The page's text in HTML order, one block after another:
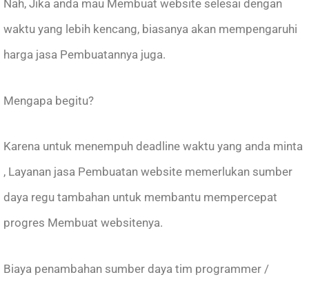
Nah, Jika anda mau Membuat website selesai dengan
waktu yang lebih kencang, biasanya akan mempengaruhi
harga jasa Pembuatannya juga.
Mengapa begitu?
Karena untuk menempuh deadline waktu yang anda minta
, Layanan jasa Pembuatan website memerlukan sumber
daya regu tambahan untuk membantu mempercepat
progres Membuat websitenya.
Biaya penambahan sumber daya tim programmer /